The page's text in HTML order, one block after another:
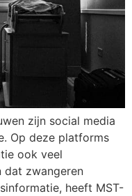
zijn social media
Op deze platforms
ook veel
dat zwangeren
heeft MST-